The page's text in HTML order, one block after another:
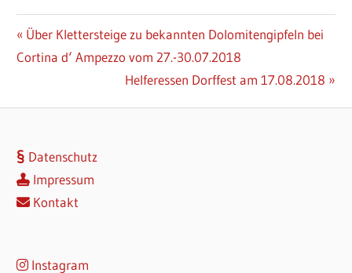
Beitragsnavigation
Vorheriger
Beitrag:
Über Klettersteige zu bekannten Dolomitengipfeln bei
Cortina d‘ Ampezzo vom 27.-30.07.2018
Nächster
Helferessen Dorffest am 17.08.2018
Datenschutz
Impressum
Kontakt
Instagram